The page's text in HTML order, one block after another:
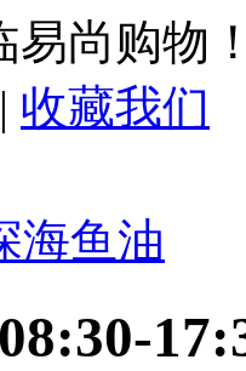
易尚购物
| 收藏我们
海鱼油